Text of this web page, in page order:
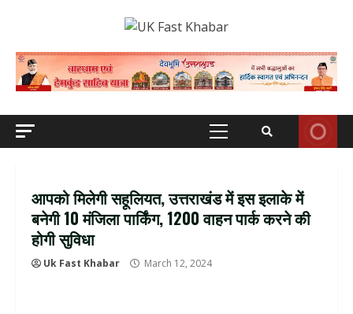
Primary
आपको मिलेगी सहूलियत, उत्तराखंड में इस इलाके में
बनेगी 10 मंजिला पार्किंग, 1200 वाहन पार्क करने की
होगी सुविधा
Uk Fast Khabar March 12, 2024